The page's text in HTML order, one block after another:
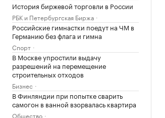
История биржевой торговли в России
РБК и Петербургская Биржа
Российские гимнастки поедут на ЧМ в
Германию без флага и гимна
Спорт
В Москве упростили выдачу
разрешений на перемещение
строительных отходов
Бизнес
В Финляндии при попытке сварить
самогон в ванной взорвалась квартира
Общество